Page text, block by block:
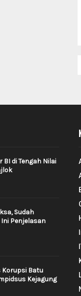
di Tengah Nilai
Sudah
Penjelasan
Korupsi Batu
Kejagung